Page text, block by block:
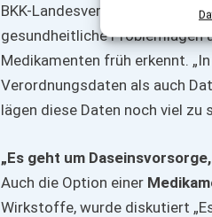
BKK-Landesverbands
gesundheitliche Problemlagen
Medikamenten früh erkennt.
Verordnungsdaten als auch
lägen diese Daten noch viel zu
„Es geht um
Auch die Option einer
Wirkstoffe, wurde diskutiert